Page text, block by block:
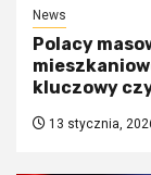
News
Polacy
kluczowy
13 stycznia,